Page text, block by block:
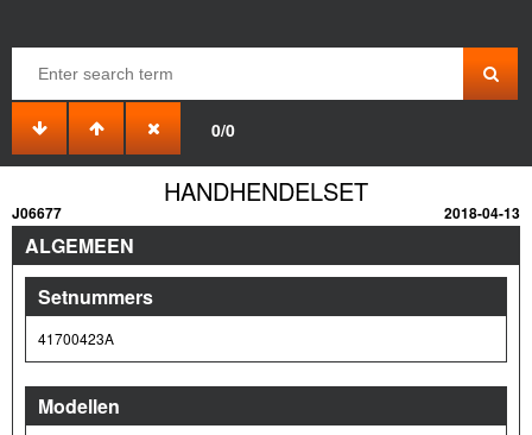
0/0
HANDHENDELSET
J06677 2018-04-13
ALGEMEEN
Setnummers
41700423A
Modellen